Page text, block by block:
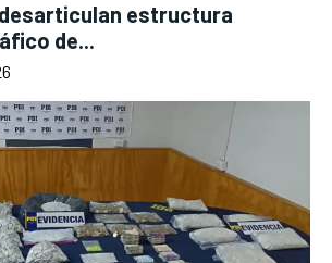
desarticulan estructura
de...